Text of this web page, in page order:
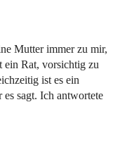
Mutter immer zu mir,
ein Rat, vorsichtig zu
ist es ein
sagt. Ich antwortete